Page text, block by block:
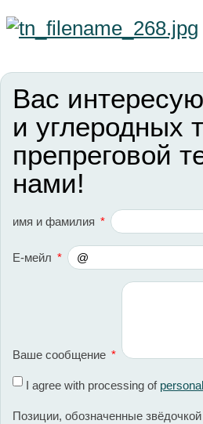
Вас
и углеродных
препреговой
нами!
имя и фамилия *
Е-мейл *
Ваше сообщение *
I agree with processing of
Позиции, обозначенные